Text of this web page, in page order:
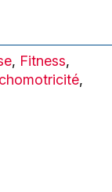
, Fitness,
,